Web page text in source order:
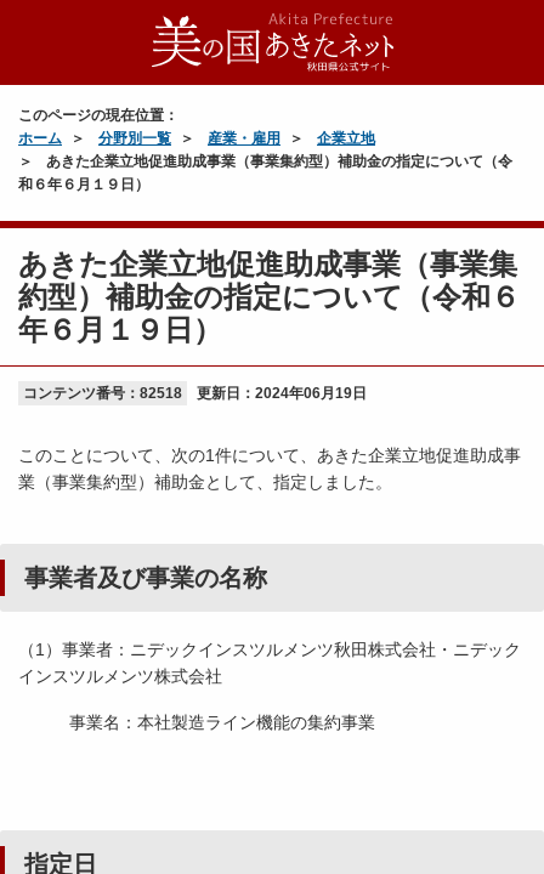
このページの現在位置：
ホーム
分野別一覧 産業・雇用
企業立地
あきた企業立地促進助成事業（事業集約型）補助金の指定について（令
和６年６月１９日）
あきた企業立地促進助成事業（事業集
約型）補助金の指定について（令和６
年６月１９日）
コンテンツ番号：82518 更新日： 2024年06月19日
このことについて、次の1件について、あきた企業立地促進助成事
業（事業集約型）補助金として、指定しました。
事業者及び事業の名称
（1）事業者：ニデックインスツルメンツ秋田株式会社・ニデック
インスツルメンツ株式会社
事業名：本社製造ライン機能の集約事業
指定日